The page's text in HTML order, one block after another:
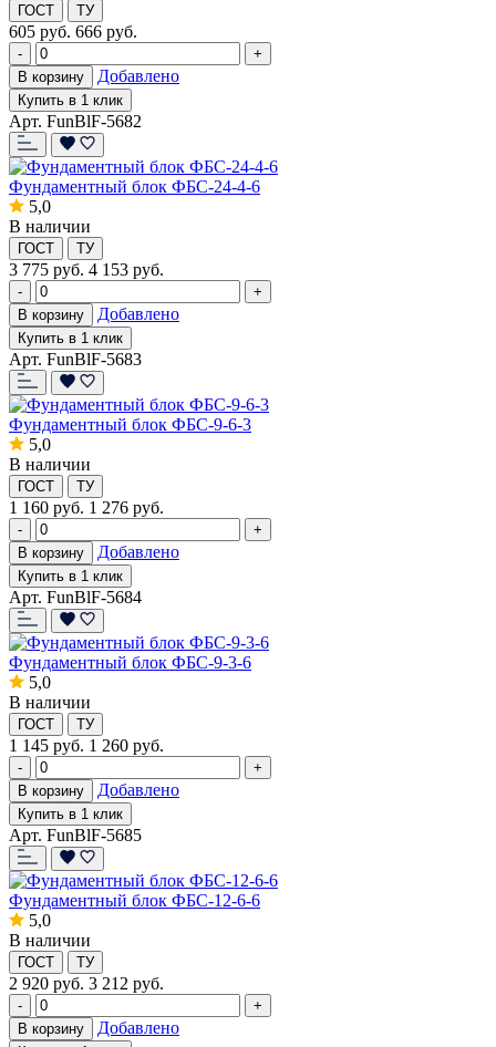
ГОСТ ТУ
605 руб. 666 руб.
-
+
В корзину
Добавлено
Купить в 1 клик
Арт. FunBlF-5682
Фундаментный блок ФБС-24-4-6
5,0
В наличии
ГОСТ ТУ
3 775 руб. 4 153 руб.
-
+
В корзину
Добавлено
Купить в 1 клик
Арт. FunBlF-5683
Фундаментный блок ФБС-9-6-3
5,0
В наличии
ГОСТ ТУ
1 160 руб. 1 276 руб.
-
+
В корзину
Добавлено
Купить в 1 клик
Арт. FunBlF-5684
Фундаментный блок ФБС-9-3-6
5,0
В наличии
ГОСТ ТУ
1 145 руб. 1 260 руб.
-
+
В корзину
Добавлено
Купить в 1 клик
Арт. FunBlF-5685
Фундаментный блок ФБС-12-6-6
5,0
В наличии
ГОСТ ТУ
2 920 руб. 3 212 руб.
-
+
В корзину
Добавлено